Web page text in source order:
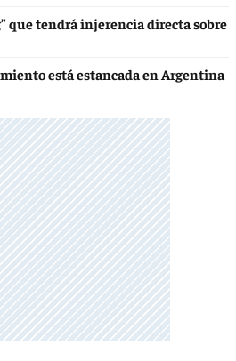
que tendrá injerencia directa sobre
está estancada en Argentina